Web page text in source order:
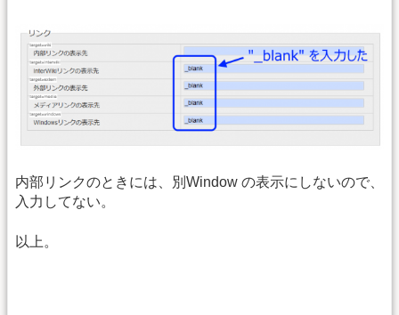
内部リンクのときには、別Window の表示にしないので、
入力してない。
以上。